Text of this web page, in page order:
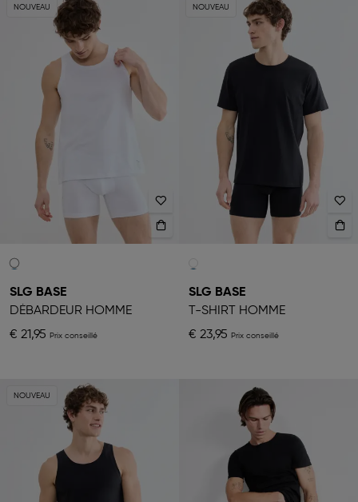
NOUVEAU
SLG BASE
DÉBARDEUR HOMME
€ 21,95
NOUVEAU
SLG BASE
T-SHIRT HOMME
€ 23,95
NOUVEAU